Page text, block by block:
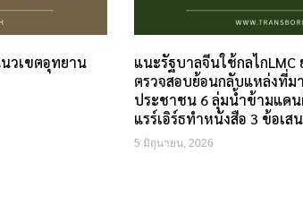
วเขตอุทยาน
แนะรัฐบาลจีนใช้กลไกLMC
ตรวจสอบย้อนกลับแหล่งที่ม
ประชาชน 6 ลุ่มน้ำข้ามแดน
แรร์เอิร์ธทำหนังสือ 3 ข้อเส
5 มิถุนายน, 2026